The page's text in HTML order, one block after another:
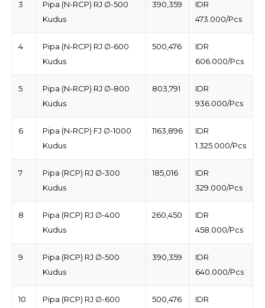
3
Pipa (N-RCP) RJ ∅-500
Kudus
390,359
IDR
473.000/Pcs
4
Pipa (N-RCP) RJ ∅-600
Kudus
500,476
IDR
606.000/Pcs
5
Pipa (N-RCP) RJ ∅-800
Kudus
803,791
IDR
936.000/Pcs
6
Pipa (N-RCP) FJ ∅-1000
Kudus
1163,896
IDR
1.325.000/Pcs
7
Pipa (RCP) RJ ∅-300
Kudus
185,016
IDR
329.000/Pcs
8
Pipa (RCP) RJ ∅-400
Kudus
260,450
IDR
458.000/Pcs
9
Pipa (RCP) RJ ∅-500
Kudus
390,359
IDR
640.000/Pcs
10
Pipa (RCP) RJ ∅-600
500,476
IDR